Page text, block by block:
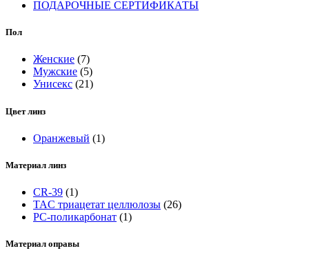
ПОДАРОЧНЫЕ СЕРТИФИКАТЫ
Пол
Женские (7)
Мужские (5)
Унисекс (21)
Цвет линз
Оранжевый (1)
Материал линз
CR-39 (1)
TAC триацетат целлюлозы (26)
РС-поликарбонат (1)
Материал оправы